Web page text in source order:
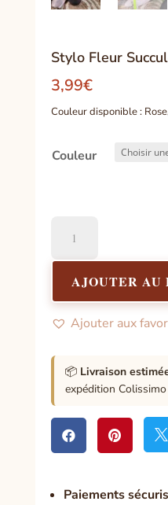
Stylo Fleur
3,99€
Couleur disponible :
Couleur
Stylo
Fleur
Succulente
AJOUTER AU
Ajouter aux
📦 Livraison
expédition Colissimo
  
Paiements